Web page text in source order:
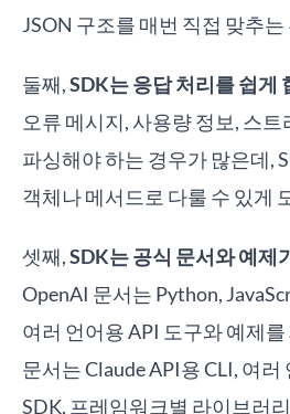
JSON 구조를 매번 직접 맞추
둘째,SDK는 응답 처리를 쉽게
오류 메시지, 사용량 정보, 스
파싱해야 하는 경우가 많은데,
객체나 메서드로 다룰 수 있게
셋째,SDK는 공식 문서와 예제
OpenAI 문서는 Python,
여러 언어용 API 도구와 예제
문서는 Claude API용 CLI, 여러
SDK, 프레임워크별 라이브러